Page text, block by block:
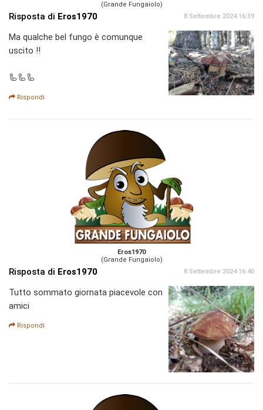
(Grande Fungaiolo)
Risposta di Eros1970 8 Settembre 2024 16:39
Ma qualche bel fungo è comunque
uscito !!
🦾🦾🦾
Rispondi
Eros1970
(Grande Fungaiolo)
Risposta di Eros1970 8 Settembre 2024 16:40
Tutto sommato giornata piacevole con
amici
Rispondi